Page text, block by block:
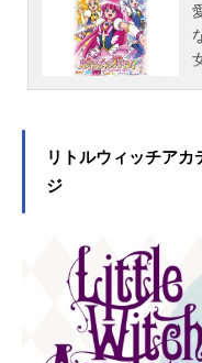
リトルウィッチアカ
ジ